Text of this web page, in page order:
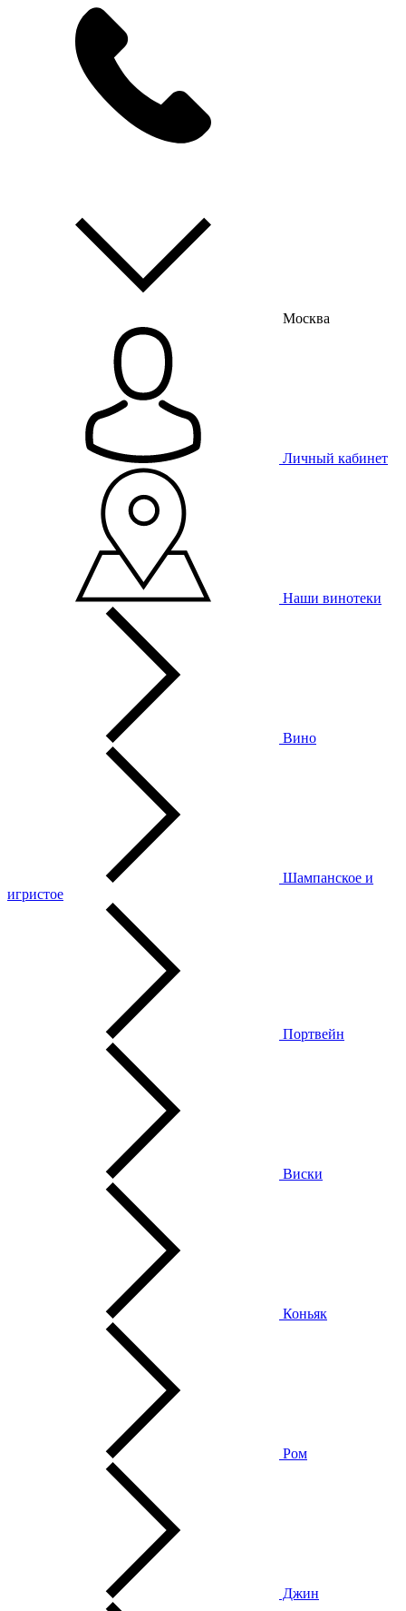
Москва
Личный кабинет
Наши винотеки
Вино
Шампанское и
игристое
Портвейн
Виски
Коньяк
Ром
Джин